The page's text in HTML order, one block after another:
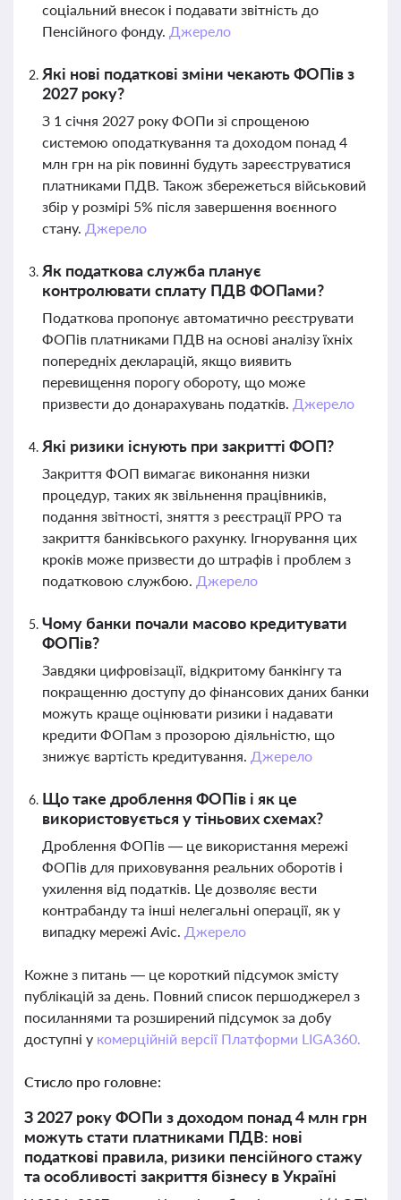
соціальний внесок і подавати звітність до
Пенсійного фонду. Джерело
Які нові податкові зміни чекають ФОПів з
2027 року?
З 1 січня 2027 року ФОПи зі спрощеною
системою оподаткування та доходом понад 4
млн грн на рік повинні будуть зареєструватися
платниками ПДВ. Також збережеться військовий
збір у розмірі 5% після завершення воєнного
стану. Джерело
Як податкова служба планує
контролювати сплату ПДВ ФОПами?
Податкова пропонує автоматично реєструвати
ФОПів платниками ПДВ на основі аналізу їхніх
попередніх декларацій, якщо виявить
перевищення порогу обороту, що може
призвести до донарахувань податків. Джерело
Які ризики існують при закритті ФОП?
Закриття ФОП вимагає виконання низки
процедур, таких як звільнення працівників,
подання звітності, зняття з реєстрації РРО та
закриття банківського рахунку. Ігнорування цих
кроків може призвести до штрафів і проблем з
податковою службою. Джерело
Чому банки почали масово кредитувати
ФОПів?
Завдяки цифровізації, відкритому банкінгу та
покращенню доступу до фінансових даних банки
можуть краще оцінювати ризики і надавати
кредити ФОПам з прозорою діяльністю, що
знижує вартість кредитування. Джерело
Що таке дроблення ФОПів і як це
використовується у тіньових схемах?
Дроблення ФОПів — це використання мережі
ФОПів для приховування реальних оборотів і
ухилення від податків. Це дозволяє вести
контрабанду та інші нелегальні операції, як у
випадку мережі Avic. Джерело
Кожне з питань — це короткий підсумок змісту
публікацій за день. Повний список першоджерел з
посиланнями та розширений підсумок за добу
доступні у комерційній версії Платформи LIGA360.
Стисло про головне:
З 2027 року ФОПи з доходом понад 4 млн грн
можуть стати платниками ПДВ: нові
податкові правила, ризики пенсійного стажу
та особливості закриття бізнесу в Україні